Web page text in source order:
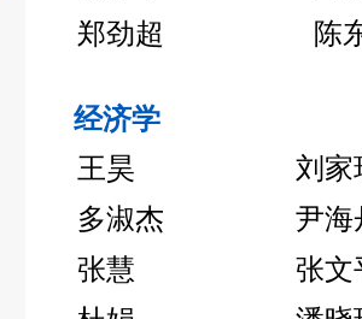
郑劲超
陈
经济学
王昊
刘家
多淑杰
尹海
张慧
张文